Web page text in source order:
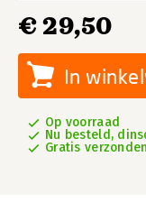
€ 29,50
In
Op voorraad
Nu besteld,
Gratis verzonden